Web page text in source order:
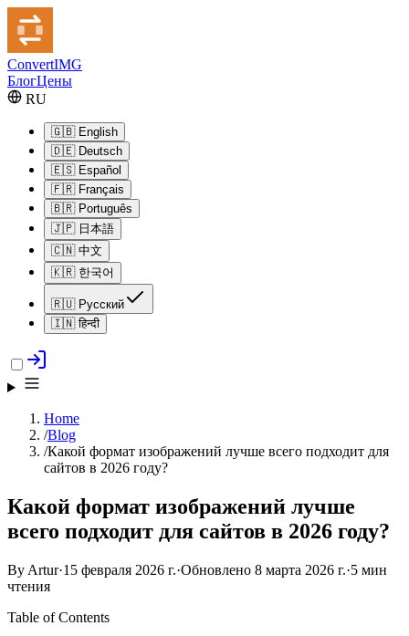
ConvertIMG
БлогЦены
RU
🇬🇧 English
🇩🇪 Deutsch
🇪🇸 Español
🇫🇷 Français
🇧🇷 Português
🇯🇵 日本語
🇨🇳 中文
🇰🇷 한국어
🇷🇺 Русский
🇮🇳 हिन्दी
Home
/Blog
/Какой формат изображений лучше всего подходит для
сайтов в 2026 году?
Какой формат изображений лучше
всего подходит для сайтов в 2026 году?
By Artur·15 февраля 2026 г.·Обновлено 8 марта 2026 г.·5 мин
чтения
Table of Contents